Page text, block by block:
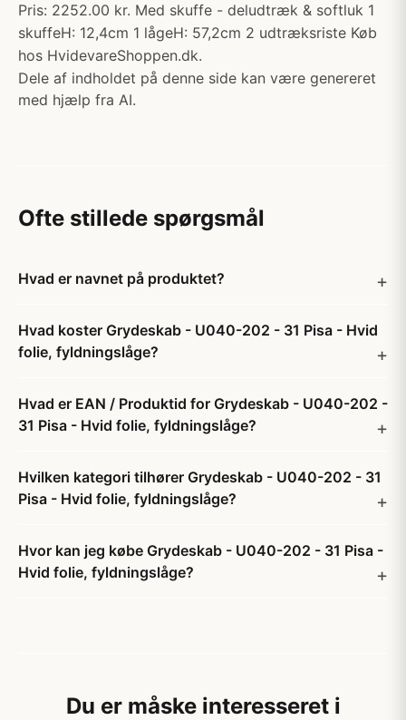
Pris: 2252.00 kr. Med skuffe - deludtræk & softluk 1
skuffeH: 12,4cm 1 lågeH: 57,2cm 2 udtræksriste Køb
hos HvidevareShoppen.dk.
Dele af indholdet på denne side kan være genereret
med hjælp fra AI.
Ofte stillede spørgsmål
Hvad er navnet på produktet?
Hvad koster Grydeskab - U040-202 - 31 Pisa - Hvid
folie, fyldningslåge?
Hvad er EAN / Produktid for Grydeskab - U040-202 -
31 Pisa - Hvid folie, fyldningslåge?
Hvilken kategori tilhører Grydeskab - U040-202 - 31
Pisa - Hvid folie, fyldningslåge?
Hvor kan jeg købe Grydeskab - U040-202 - 31 Pisa -
Hvid folie, fyldningslåge?
Du er måske interesseret i